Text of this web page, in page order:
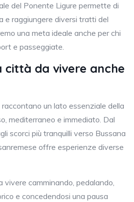
del Ponente Ligure permette di
e raggiungere diversi tratti del
una meta ideale anche per chi
e passeggiate.
città da vivere anche
un lato essenziale della
mediterraneo e immediato. Dal
scorci più tranquilli verso Bussana
offre esperienze diverse
vivere camminando, pedalando,
e concedendosi una pausa